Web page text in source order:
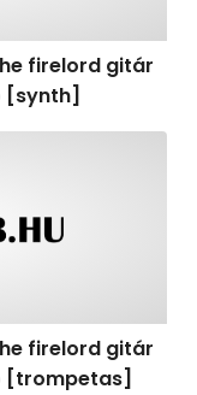
firelord gitár
[synth]
firelord gitár
[trompetas]